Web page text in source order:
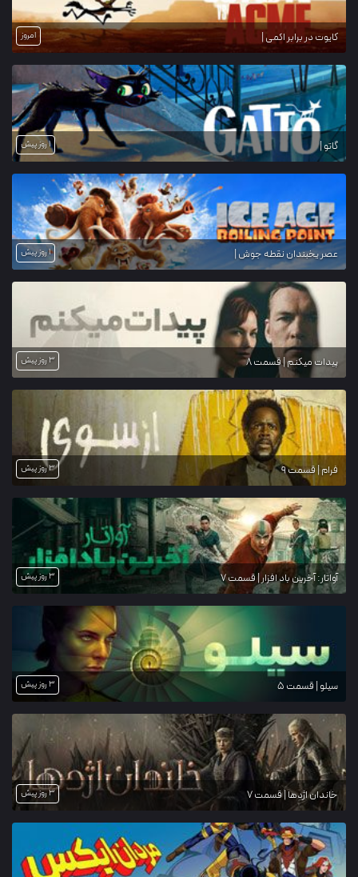
کایوت در برابر اکمی | امروز
گاتو | 1 روز پیش
عصر یخبندان نقطه جوش | 1 روز پیش
پیدات میکنم | قسمت 8 3 روز پیش
فرام | قسمت 9 3 روز پیش
آواتار: آخرین باد افزار | قسمت 7 3 روز پیش
سیلو | قسمت 5 3 روز پیش
خاندان اژدها | قسمت 7 3 روز پیش